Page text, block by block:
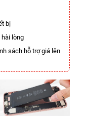
bị
lòng
sách hỗ trợ giá lên